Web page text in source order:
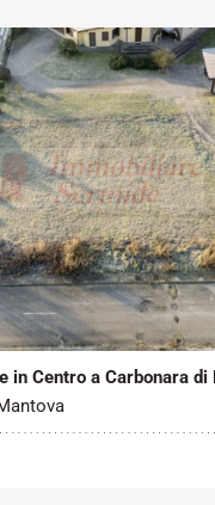
Metratura
830 m2
in Centro a Carbonara di